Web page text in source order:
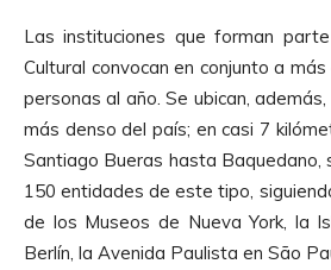
Las instituciones que forman
Cultural convocan en conjunto a
personas al año. Se ubican,
más denso del país; en casi 7
Santiago Bueras hasta Baquedano,
150 entidades de este tipo,
de los Museos de Nueva York, la
Berlín, la Avenida Paulista en São